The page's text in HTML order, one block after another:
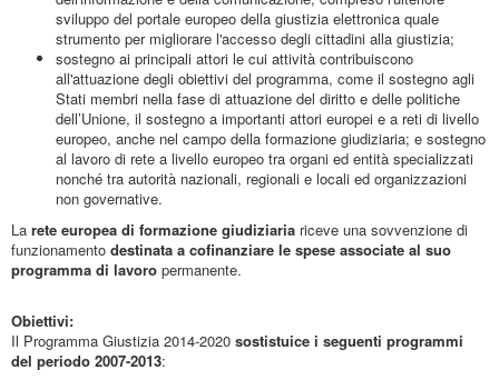
sviluppo del portale europeo della giustizia elettronica quale
strumento per migliorare l'accesso degli cittadini alla giustizia;
sostegno ai principali attori le cui attività contribuiscono
all'attuazione degli obiettivi del programma, come il sostegno agli
Stati membri nella fase di attuazione del diritto e delle politiche
dell’Unione, il sostegno a importanti attori europei e a reti di livello
europeo, anche nel campo della formazione giudiziaria; e sostegno
al lavoro di rete a livello europeo tra organi ed entità specializzati
nonché tra autorità nazionali, regionali e locali ed organizzazioni
non governative.
La rete europea di formazione giudiziaria riceve una sovvenzione di
funzionamento destinata a cofinanziare le spese associate al suo
programma di lavoro permanente.
Obiettivi:
Il Programma Giustizia 2014-2020 sostistuice i seguenti programmi
del periodo 2007-2013: